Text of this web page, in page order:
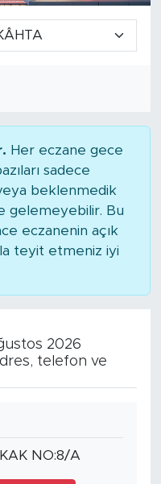
Her eczane gece
sadece
beklenmedik
gelemeyebilir. Bu
eczanenin açık
teyit etmeniz iyi
2026
telefon ve
NO:8/A